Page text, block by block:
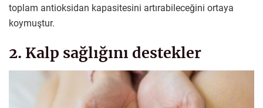
toplam antioksidan kapasitesini artırabileceğini ortaya
koymuştur.
2. Kalp sağlığını destekler